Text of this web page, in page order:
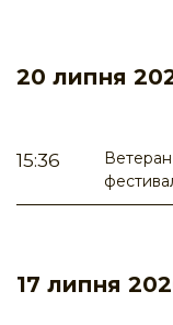
20 липня
15:36
17 липня